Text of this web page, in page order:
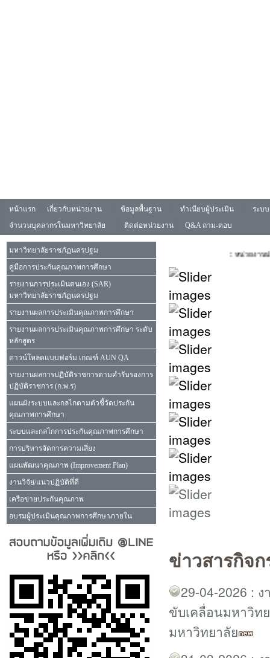
หน้าแรก เกี่ยวกับหน่วยงาน ข้อมูลพื้นฐาน ทำเนียบผู้ประเมิน
ระบ
จำนวนบุคลากรในมหาวิทยาลัย
ติดต่อหน่วยงาน Q&A ถาม-ตอบ
มหาวิทยาลัยราชภัฏนครปฐม
คู่มือการประกันคุณภาพการศึกษา
รายงานการประเมินตนเอง (SAR)
มหาวิทยาลัยราชภัฏนครปฐม
รายงานผลการประเมินคุณภาพการศึกษา
รายงานผลการประเมินคุณภาพการศึกษา ระดับ
หลักสูตร
ดาวน์โหลดแบบฟอร์ม เกณฑ์ AUN QA
รายงานผลการปฏิบัติราชการตามคำรับรองการ
ปฏิบัติราชการ (ก.พ.ร)
แผนผังระบบและกลไกตามตัวชี้วัดประกัน
คุณภาพการศึกษา
ระบบและกลไกการประกันคุณภาพการศึกษา
การบริหารจัดการความเสี่ยง
แผนพัฒนาคุณภาพ (Improvement Plan)
งานวิจัย/แนวปฏิบัติที่ดี
เครือข่ายประกันคุณภาพ
อบรมผู้ประเมินคุณภาพการศึกษาภายใน
:: หน่วยงานประกั
ข่าวสารกิจ
29-04-2026 :
ขับเคลื่อนมหาวิท
มหาวิทยาลัย